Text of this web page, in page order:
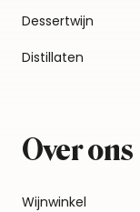
Dessertwijn
Distillaten
Over ons
Wijnwinkel